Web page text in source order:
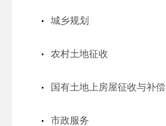
城乡规划
农村土地征收
国有土地上房屋征收与补偿
市政服务